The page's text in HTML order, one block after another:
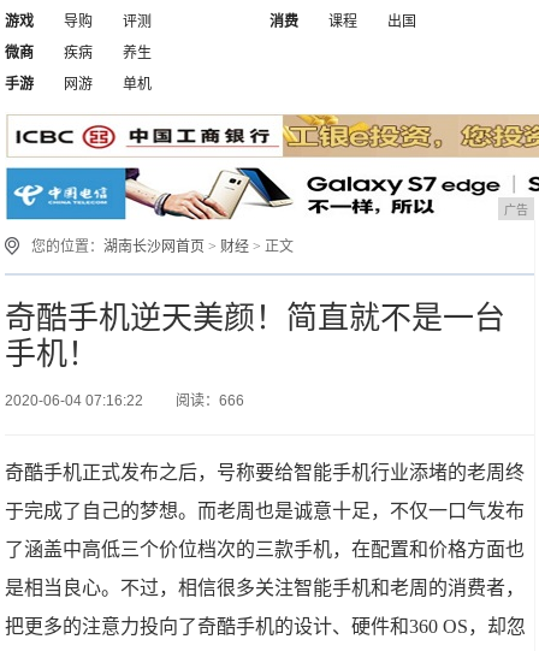
游戏
导购 评测
消费
课程
出国
微商
疾病
养生
手游
网游 单机
广告
您的位置：湖南长沙网首页 > 财经 > 正文
奇酷手机逆天美颜！简直就不是一台
手机！
2020-06-04 07:16:22 阅读：666
奇酷手机正式发布之后，号称要给智能手机行业添堵的老周终
于完成了自己的梦想。而老周也是诚意十足，不仅一口气发布
了涵盖中高低三个价位档次的三款手机，在配置和价格方面也
是相当良心。不过，相信很多关注智能手机和老周的消费者，
把更多的注意力投向了奇酷手机的设计、硬件和360 OS，却忽